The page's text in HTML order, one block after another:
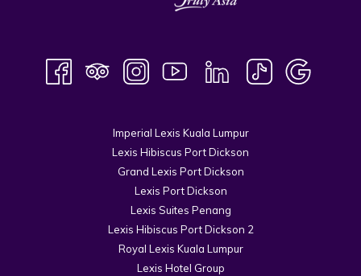
Imperial Lexis Kuala Lumpur
Lexis Hibiscus Port Dickson
Grand Lexis Port Dickson
Lexis Port Dickson
Lexis Suites Penang
Lexis Hibiscus Port Dickson 2
Royal Lexis Kuala Lumpur
Lexis Hotel Group